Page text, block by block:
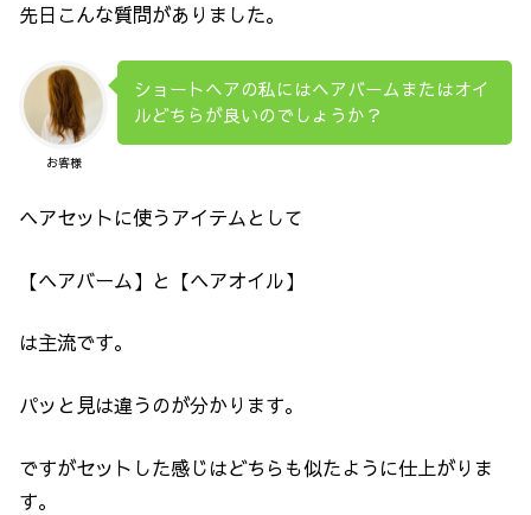
先日こんな質問がありました。
お客様
ショートヘアの私にはヘアバームまたはオイ
ルどちらが良いのでしょうか？
ヘアセットに使うアイテムとして
【ヘアバーム】と【ヘアオイル】
は主流です。
パッと見は違うのが分かります。
ですがセットした感じはどちらも似たように仕上がりま
す。